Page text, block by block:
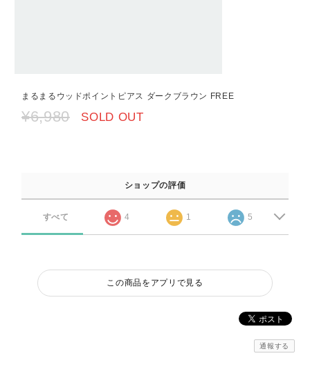
まるまるウッドポイントピアス ダークブラウン FREE
¥6,980 SOLD OUT
ショップの評価
すべて 4 1 5
この商品をアプリで見る
通報する